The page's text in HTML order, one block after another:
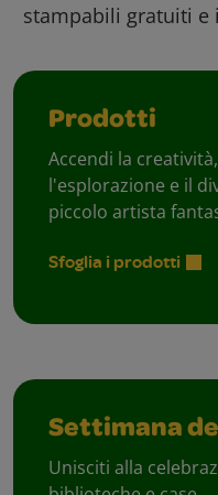
stampabili gratuiti e
Prodotti
Accendi la
l'esplorazione e il
piccolo artista
Sfoglia i prodotti
Settimana
Unisciti alla